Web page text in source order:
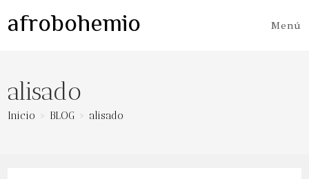
afrobohemio Menú
alisado
Inicio > BLOG > alisado